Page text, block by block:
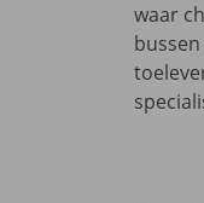
waar